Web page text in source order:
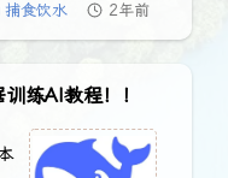
捕食饮水 2年前
练AI教程！！